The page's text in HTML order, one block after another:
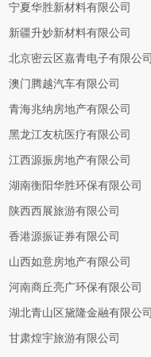
宁夏华胜新材料有限公司
新疆升妙新材料有限公司
北京密云区嘉青电子有限公司
澳门腾越汽车有限公司
青海兆纳房地产有限公司
黑龙江友杭医疗有限公司
江西源振房地产有限公司
湖南衡阳华胜环保有限公司
陕西西展旅游有限公司
香港源振证券有限公司
山西如意房地产有限公司
河南商丘亮广环保有限公司
湖北青山区黛隆金融有限公司
甘肃煌宇旅游有限公司